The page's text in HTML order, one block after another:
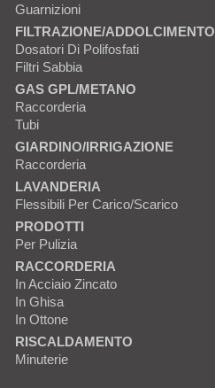
Guarnizioni
FILTRAZIONE/ADDOLCIMENTO
Dosatori Di Polifosfati
Filtri Sabbia
GAS GPL/METANO
Raccorderia
Tubi
GIARDINO/IRRIGAZIONE
Raccorderia
LAVANDERIA
Flessibili Per Carico/scarico
PRODOTTI
Per Pulizia
RACCORDERIA
In Acciaio Zincato
In Ghisa
In Ottone
RISCALDAMENTO
Minuterie